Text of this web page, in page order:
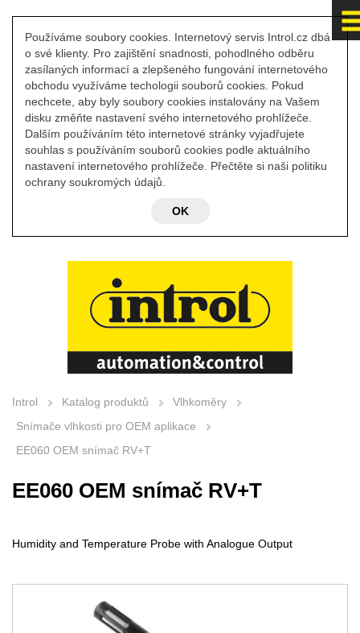
Používáme soubory cookies. Internetový servis Introl.cz dbá
o své klienty. Pro zajištění snadnosti, pohodlného odběru
zasílaných informací a zlepšeného fungování internetového
obchodu využíváme techologii souborů cookies. Pokud
nechcete, aby byly soubory cookies instalovány na Vašem
disku změňte nastavení svého internetového prohlížeče.
Dalším používáním této internetové stránky vyjadřujete
souhlas s používáním souborů cookies podle aktuálního
nastavení internetového prohlížeče. Přečtěte si naši politiku
ochrany soukromých údajů.
OK
Introl Katalog produktů
Vlhkoměry
Snímače vlhkosti pro OEM aplikace
EE060 OEM snímač RV+T
EE060 OEM snímač RV+T
Humidity and Temperature Probe with Analogue Output